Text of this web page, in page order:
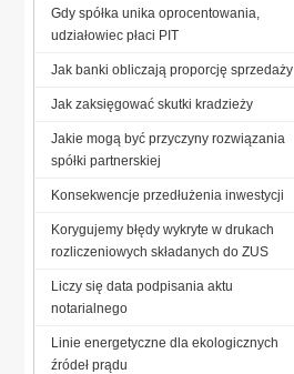
Gdy spółka unika oprocentowania,
udziałowiec płaci PIT
Jak banki obliczają proporcję sprzedaży
Jak zaksięgować skutki kradzieży
Jakie mogą być przyczyny rozwiązania
spółki partnerskiej
Konsekwencje przedłużenia inwestycji
Korygujemy błędy wykryte w drukach
rozliczeniowych składanych do ZUS
Liczy się data podpisania aktu
notarialnego
Linie energetyczne dla ekologicznych
źródeł prądu